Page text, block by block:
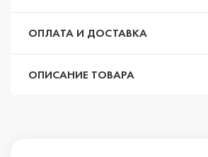
ОПЛАТА И ДОСТАВКА
ОПИСАНИЕ ТОВАРА